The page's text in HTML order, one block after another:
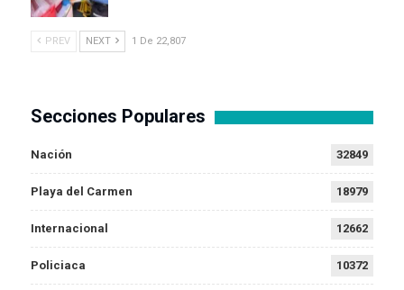
PREV NEXT 1 De 22,807
Secciones Populares
Nación 32849
Playa del Carmen 18979
Internacional 12662
Policiaca 10372